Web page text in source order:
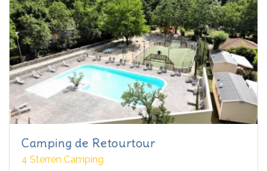
Camping de Retourtour
4 Sterren Camping